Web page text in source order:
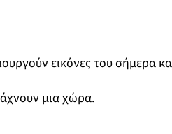
εικόνες του σήμερα
μια χώρα.